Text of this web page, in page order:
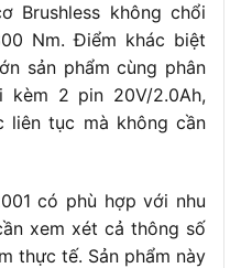
Brushless không chổi
Nm. Điểm khác biệt
sản phẩm cùng phân
2 pin 20V/2.0Ah,
liên tục mà không cần
có phù hợp với nhu
xem xét cả thông số
thực tế. Sản phẩm này